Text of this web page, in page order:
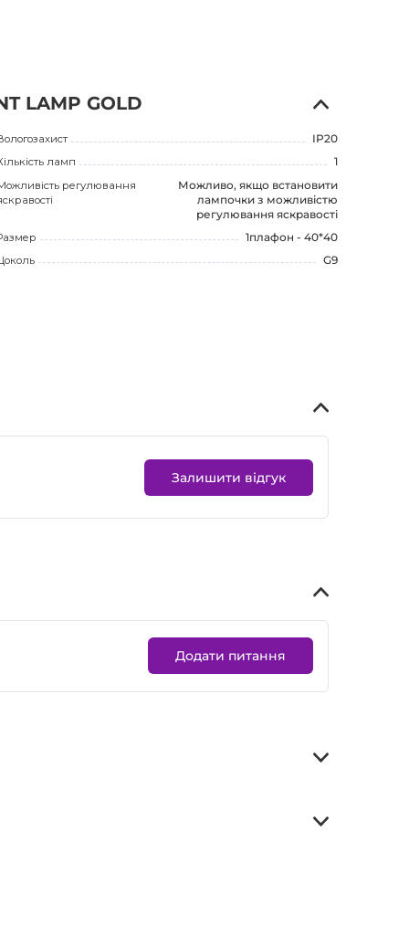
LAMP GOLD
IP20
ламп
1
регулювання
Можливо, якщо встановити
лампочки з можливістю
регулювання яскравості
1плафон - 40*40
G9
Залишити відгук
Додати питання